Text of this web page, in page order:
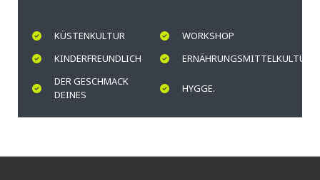
KÜSTENKULTUR
WORKSHOP
KINDERFREUNDLICH
ERNÄHRUNGSMITTELKULTUR
DER GESCHMACK
DEINES
HYGGE.